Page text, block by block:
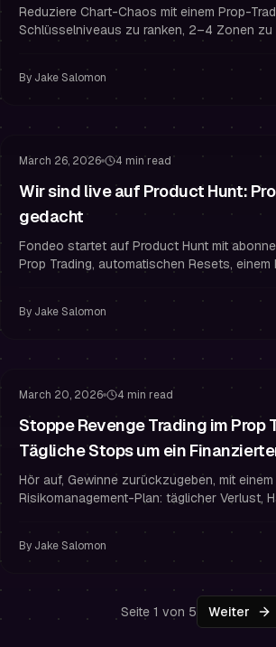
Reduziere Chart-Chaos mit einem Prop-
Schlüsselniveaus zu ranken, 2–4 Zonen zu
zu handeln.
By Jake Salomon
March 26, 2026 4 min read
Wir sind live auf Product Hunt:
gedacht
Fondeo startet auf Product Hunt mit
Prop Trading, automatischen Resets,
By Jake Salomon
March 20, 2026 4 min read
Stoppe Revenge Trading im Prop
Tägliche Stops um ein
Bleiben
Hör auf, Gewinne zurückzugeben, mit
Risikomanagement-Plan: täglicher Verlust,
bleiben.
By Jake Salomon
Seite 1 von 5 Weiter